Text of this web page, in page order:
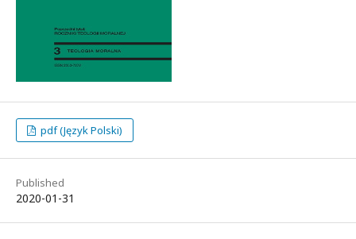
pdf (Język Polski)
Published
2020-01-31